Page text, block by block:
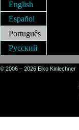
English
Español
Português
Русский
© 2006 – 2026 Elko Kinlechner